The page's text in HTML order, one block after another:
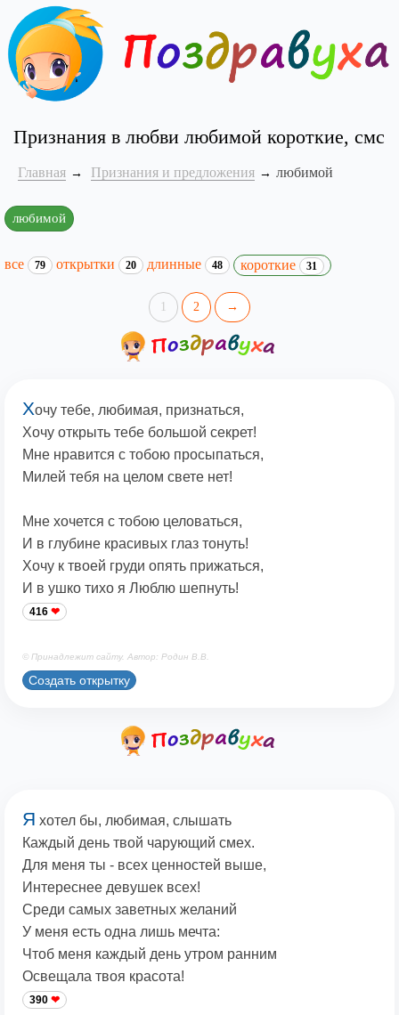
Признания в любви любимой короткие, смс
Главная Признания и предложения любимой
любимой
все 79 открытки 20 длинные 48 короткие 31
1 2 →
Хочу тебе, любимая, признаться,
Хочу открыть тебе большой секрет!
Мне нравится с тобою просыпаться,
Милей тебя на целом свете нет!
Мне хочется с тобою целоваться,
И в глубине красивых глаз тонуть!
Хочу к твоей груди опять прижаться,
И в ушко тихо я Люблю шепнуть!
416
© Принадлежит сайту. Автор: Родин В.В.
Создать открытку
Я хотел бы, любимая, слышать
Каждый день твой чарующий смех.
Для меня ты - всех ценностей выше,
Интереснее девушек всех!
Среди самых заветных желаний
У меня есть одна лишь мечта:
Чтоб меня каждый день утром ранним
Освещала твоя красота!
390